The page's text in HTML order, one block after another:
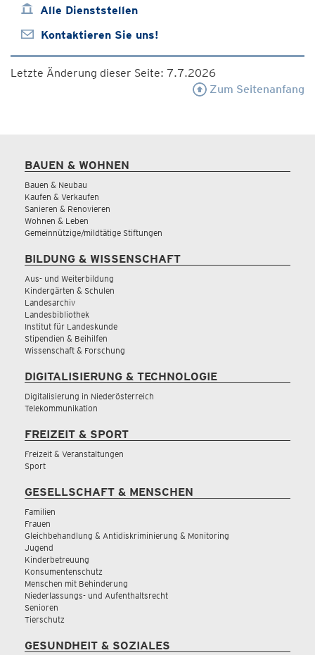
Alle Dienststellen
Kontaktieren Sie uns!
Letzte Änderung dieser Seite: 7.7.2026
Zum Seitenanfang
BAUEN & WOHNEN
Bauen & Neubau
Kaufen & Verkaufen
Sanieren & Renovieren
Wohnen & Leben
Gemeinnützige/mildtätige Stiftungen
BILDUNG & WISSENSCHAFT
Aus- und Weiterbildung
Kindergärten & Schulen
Landesarchiv
Landesbibliothek
Institut für Landeskunde
Stipendien & Beihilfen
Wissenschaft & Forschung
DIGITALISIERUNG & TECHNOLOGIE
Digitalisierung in Niederösterreich
Telekommunikation
FREIZEIT & SPORT
Freizeit & Veranstaltungen
Sport
GESELLSCHAFT & MENSCHEN
Familien
Frauen
Gleichbehandlung & Antidiskriminierung & Monitoring
Jugend
Kinderbetreuung
Konsumentenschutz
Menschen mit Behinderung
Niederlassungs- und Aufenthaltsrecht
Senioren
Tierschutz
GESUNDHEIT & SOZIALES